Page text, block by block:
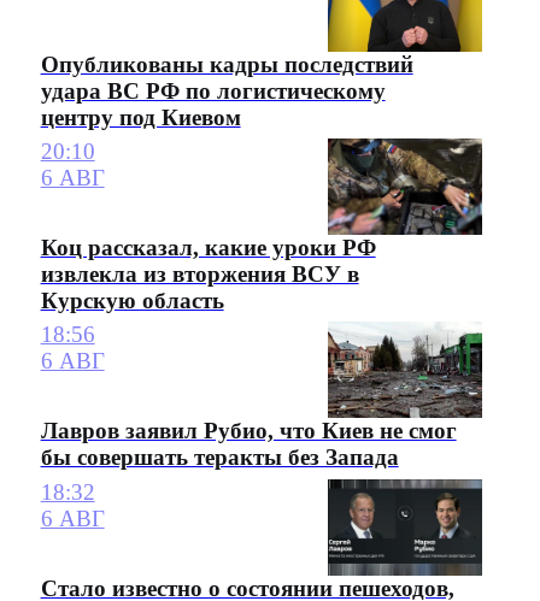
Опубликованы кадры последствий
удара ВС РФ по логистическому
центру под Киевом
20:10
6 АВГ
Коц рассказал, какие уроки РФ
извлекла из вторжения ВСУ в
Курскую область
18:56
6 АВГ
Лавров заявил Рубио, что Киев не смог
бы совершать теракты без Запада
18:32
6 АВГ
Стало известно о состоянии пешеходов,